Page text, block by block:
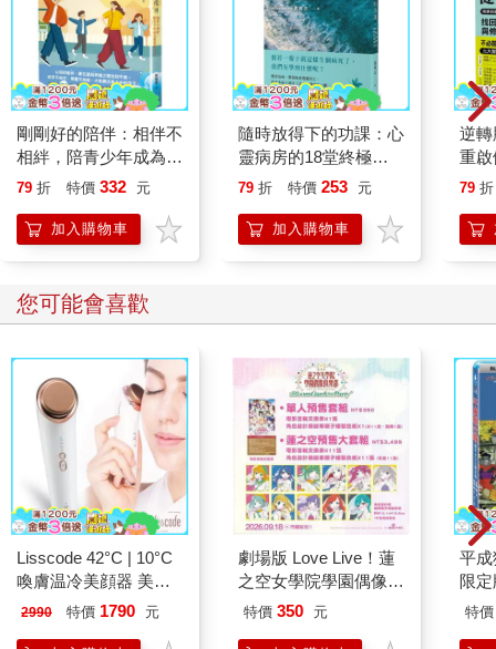
剛剛好的陪伴：相伴不
相絆，陪青少年成為想
要的自己
79 折 特價 332 元
加入購物車
隨時放得下的功課：心
靈病房的18堂終極學
分
79 折 特價 253 元
加入購物車
逆轉
重
糖
復
79 折
您可能會喜歡
Lisscode 42°C | 10°C
喚膚温冷美顔器 美膚
儀
2990 特價 1790 元
劇場版 Love Live！蓮
之空女學院學園偶像俱
樂部 Bloom Garden
特價 350 元
平
限
特價